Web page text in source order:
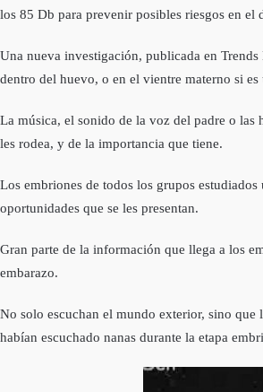
los 85 Db para prevenir posibles riesgos en el
Una nueva investigación, publicada en
dentro del huevo, o en el vientre materno si
La música, el sonido de la voz del padre o
les rodea, y de la importancia que tiene.
Los embriones de todos los grupos
oportunidades que se les presentan.
Gran parte de la información que llega a los
embarazo.
No solo escuchan el mundo exterior, sino
habían escuchado nanas durante la etapa